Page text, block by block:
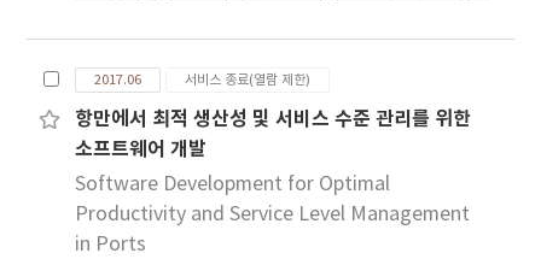
및 인력에 의한 컨테이너 관리의 어려움 발생하였고
게이트 주변 인력의 컨테이너 관리 안전사고에 위험
트 데미지 컨테이너 자동화 시스템을 도입 하게 되면
영상 저장 시스템에 의한 컨테이너 관리가 가능하다.
컨테이너 손상정보가 시스템에 저장되어 있기 때문에
고객이 데미지 컨테이 너 자료를 요청 시 시스템에 저
장 되어 있는 데미지 컨테이너 영상을 검색하여 증거
리대수를 산출변수로 선정하였다. 2013년부터 2016
년도 까지 4 년간 8개의 자동차부두 터미널의 효율성
분석 결과, 울산항과 광양항 터미널의 CCR, BCC, SE
지수가 1로 나타나 효율적 운영이 이루어지 고 있는
것으로 분석되었다. 벤치마킹 분석 결과 군산항 1,2
터미널, 인천항, 평택 당진2터미널 등은 부산항과 울
산항을 벤치마킹해야 하는 것으로 나타났다. 한편
Malmquist 분석결과, 2013년부터 2015년까지 생
2017.06 서비스 종료(열람 제한)
항만에서 최적 생산성 및 서비스 수준 관리를 위한
소프트웨어 개발
Software Development for Optimal
Productivity and Service Level Management
in Ports